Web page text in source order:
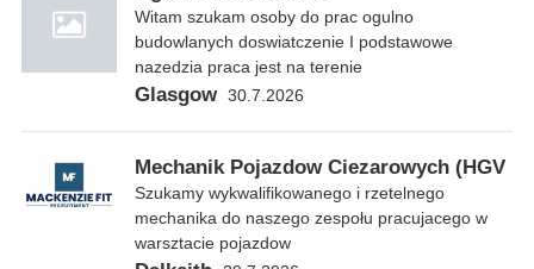
Witam szukam osoby do prac ogulno
budowlanych doswiatczenie I podstawowe
nazedzia praca jest na terenie
Glasgow 30.7.2026
Mechanik Pojazdow Ciezarowych (HGV
Szukamy wykwalifikowanego i rzetelnego
mechanika do naszego zespołu pracujacego w
warsztacie pojazdow